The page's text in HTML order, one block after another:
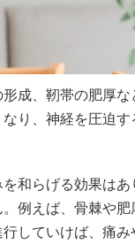
成、靭帯の肥厚
り、神経を圧迫す
和らげる効果はあ
例えば、骨棘や
していけば、痛